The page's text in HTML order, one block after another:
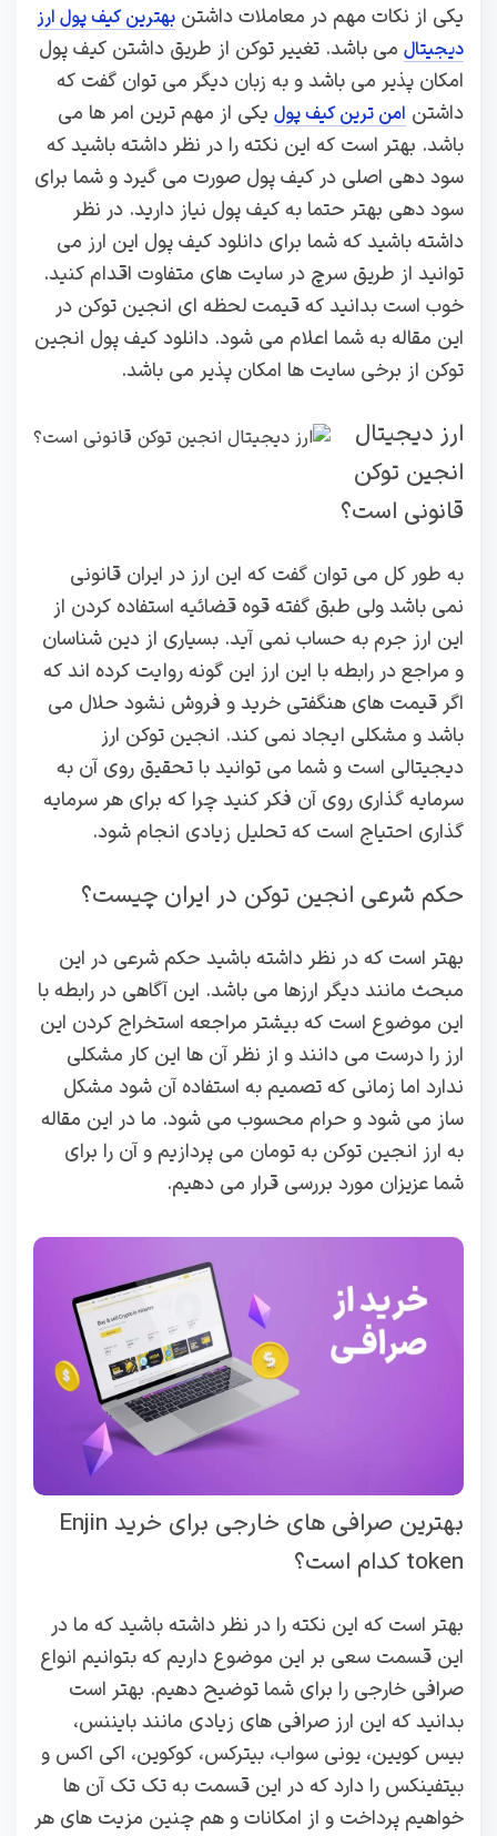
یکی از نکات مهم در معاملات داشتن بهترین کیف پول ارز
دیجیتال می باشد. تغییر توکن از طریق داشتن کیف پول
امکان پذیر می باشد و به زبان دیگر می توان گفت که
داشتن امن ترین کیف پول یکی از مهم ترین امر ها می
باشد. بهتر است که این نکته را در نظر داشته باشید که
سود دهی اصلی در کیف پول صورت می گیرد و شما برای
سود دهی بهتر حتما به کیف پول نیاز دارید. در نظر
داشته باشید که شما برای دانلود کیف پول این ارز می
توانید از طریق سرچ در سایت های متفاوت اقدام کنید.
خوب است بدانید که قیمت لحظه ای انجین توکن در
این مقاله به شما اعلام می شود. دانلود کیف پول انجین
توکن از برخی سایت ها امکان پذیر می باشد.
ارز دیجیتال
انجین توکن
قانونی است؟
به طور کل می توان گفت که این ارز در ایران قانونی
نمی باشد ولی طبق گفته قوه قضائیه استفاده کردن از
این ارز جرم به حساب نمی آید. بسیاری از دین شناسان
و مراجع در رابطه با این ارز این گونه روایت کرده اند که
اگر قیمت های هنگفتی خرید و فروش نشود حلال می
باشد و مشکلی ایجاد نمی کند. انجین توکن ارز
دیجیتالی است و شما می توانید با تحقیق روی آن به
سرمایه گذاری روی آن فکر کنید چرا که برای هر سرمایه
گذاری احتیاج است که تحلیل زیادی انجام شود.
حکم شرعی انجین توکن در ایران چیست؟
بهتر است که در نظر داشته باشید حکم شرعی در این
مبحث مانند دیگر ارزها می باشد. این آگاهی در رابطه با
این موضوع است که بیشتر مراجعه استخراج کردن این
ارز را درست می دانند و از نظر آن ها این کار مشکلی
ندارد اما زمانی که تصمیم به استفاده آن شود مشکل
ساز می شود و حرام محسوب می شود. ما در این مقاله
به ارز انجین توکن به تومان می پردازیم و آن را برای
شما عزیزان مورد بررسی قرار می دهیم.
بهترین صرافی های خارجی برای خرید Enjin
token کدام است؟
بهتر است که این نکته را در نظر داشته باشید که ما در
این قسمت سعی بر این موضوع داریم که بتوانیم انواع
صرافی خارجی را برای شما توضیح دهیم. بهتر است
بدانید که این ارز صرافی های زیادی مانند بایننس،
بیس کویین، یونی سواب، بیترکس، کوکوین، اکی اکس و
بیتفینکس را دارد که در این قسمت به تک تک آن ها
خواهیم پرداخت و از امکانات و هم چنین مزیت های هر